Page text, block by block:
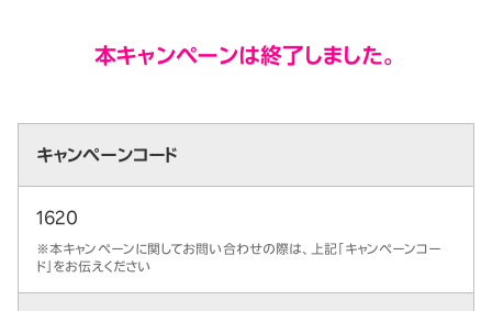
本キャンペーンは終了しました。
キャンペーンコード
1620
※本キャンペーンに関してお問い合わせの際は、上記「キャンペーンコー
ド」をお伝えください